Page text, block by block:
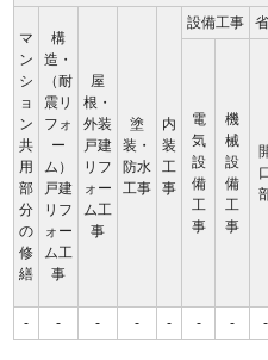
マ
ン
シ
ョ
ン
共
用
部
分
の
修
繕
構
造・
（耐
震リ
フォ
ー
ム）
戸建
リフ
ォー
ム工
事
屋
根・
外装
戸建
リフ
ォー
ム工
事
塗
装・
防水
工事
内
装
工
事
設備工事
電
気
設
備
工
事
機
械
設
備
工
事
- - - - - - - -